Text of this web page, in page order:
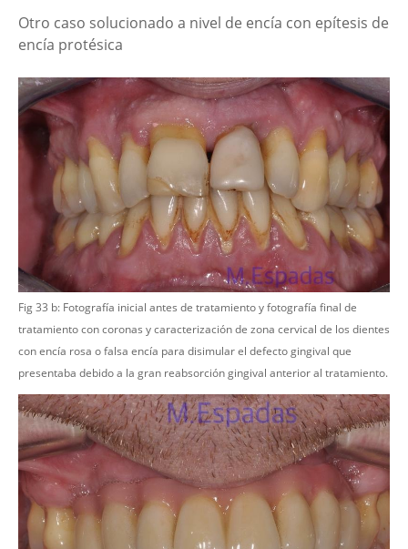
Otro caso solucionado a nivel de encía con epítesis de
encía protésica
Fig 33 b: Fotografía inicial antes de tratamiento y fotografía final de
tratamiento con coronas y caracterización de zona cervical de los dientes
con encía rosa o falsa encía para disimular el defecto gingival que
presentaba debido a la gran reabsorción gingival anterior al tratamiento.